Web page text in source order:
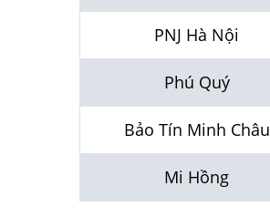
PNJ Hà Nội
Phú Quý
Bảo Tín Minh Châu
Mi Hồng